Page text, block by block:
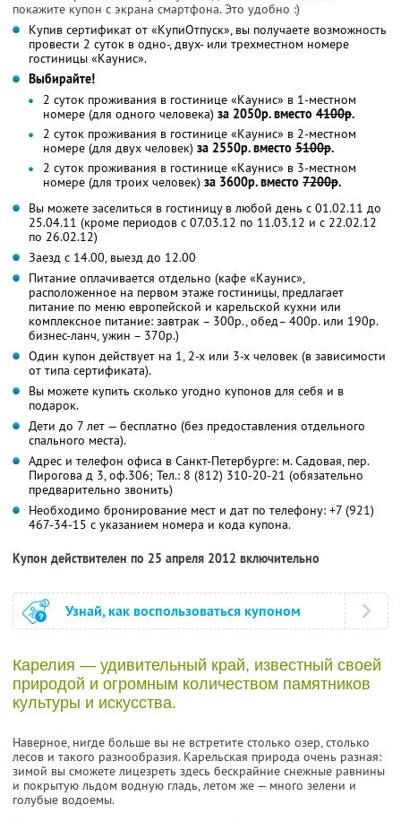
покажите купон с экрана смартфона. Это удобно :)
Купив сертификат от «КупиОтпуск», вы получаете возможность
провести 2 суток в одно-, двух- или трехместном номере
гостиницы «Каунис».
Выбирайте!
2 суток проживания в гостинице «Каунис» в 1-местном
номере (для одного человека) за 2050р. вместо 4100р.
2 суток проживания в гостинице «Каунис» в 2-местном
номере (для двух человек) за 2550р. вместо 5100р.
2 суток проживания в гостинице «Каунис» в 3-местном
номере (для троих человек) за 3600р. вместо 7200р.
Вы можете заселиться в гостиницу в любой день с 01.02.11 до
25.04.11 (кроме периодов с 07.03.12 по 11.03.12 и с 22.02.12
по 26.02.12)
Заезд с 14.00, выезд до 12.00
Питание оплачивается отдельно (кафе «Каунис»,
расположенное на первом этаже гостиницы, предлагает
питание по меню европейской и карельской кухни или
комплексное питание: завтрак – 300р., обед– 400р. или 190р.
бизнес-ланч, ужин – 370р.)
Один купон действует на 1, 2-х или 3-х человек (в зависимости
от типа сертификата).
Вы можете купить сколько угодно купонов для себя и в
подарок.
Дети до 7 лет — бесплатно (без предоставления отдельного
спального места).
Адрес и телефон офиса в Санкт-Петербурге: м. Садовая, пер.
Пирогова д 3, оф.306; Тел.: 8 (812) 310-20-21 (обязательно
предварительно звонить)
Необходимо бронирование мест и дат по телефону: +7 (921)
467-34-15 с указанием номера и кода купона.
Купон действителен по 25 апреля 2012 включительно
Узнай, как воспользоваться купоном
Карелия — удивительный край, известный своей
природой и огромным количеством памятников
культуры и искусства.
Наверное, нигде больше вы не встретите столько озер, столько
лесов и такого разнообразия. Карельская природа очень разная:
зимой вы сможете лицезреть здесь бескрайние снежные равнины
и покрытую льдом водную гладь, летом же — много зелени и
голубые водоемы.